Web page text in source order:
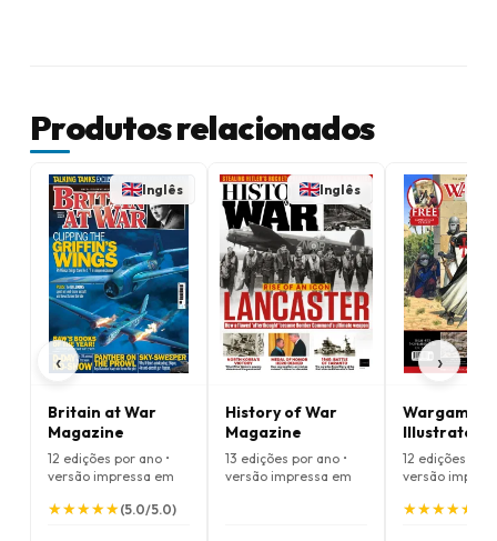
Produtos relacionados
‹
Inglês
Britain at War
Magazine
12 edições por ano •
versão impressa em
★
★★
★★
★★
★★
★(5.0/5.0)
Inglês
History of War
Magazine
13 edições por ano •
versão impressa em
Wargames
Illustrated
Magazine
12 edições por
versão
★
★★
★★
★★
★★
★
›